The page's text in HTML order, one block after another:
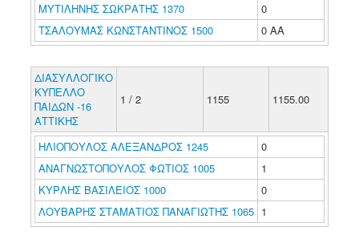
ΜΥΤΙΛΗΝΗΣ ΣΩΚΡΑΤΗΣ 1370
0
ΤΣΑΛΟΥΜΑΣ ΚΩΝΣΤΑΝΤΙΝΟΣ 1500
0 ΑΑ
ΔΙΑΣΥΛΛΟΓΙΚΟ
ΚΥΠΕΛΛΟ
ΠΑΙΔΩΝ -16
ΑΤΤΙΚΗΣ
1 / 2 1155 1155.00
ΗΛΙΟΠΟΥΛΟΣ ΑΛΕΞΑΝΔΡΟΣ 1245
0
ΑΝΑΓΝΩΣΤΟΠΟΥΛΟΣ ΦΩΤΙΟΣ 1005
1
ΚΥΡΛΗΣ ΒΑΣΙΛΕΙΟΣ 1000
0
ΛΟΥΒΑΡΗΣ ΣΤΑΜΑΤΙΟΣ ΠΑΝΑΓΙΩΤΗΣ 1065 1